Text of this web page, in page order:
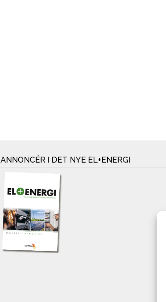
ANNONCÉR I DET NYE EL+ENERGI